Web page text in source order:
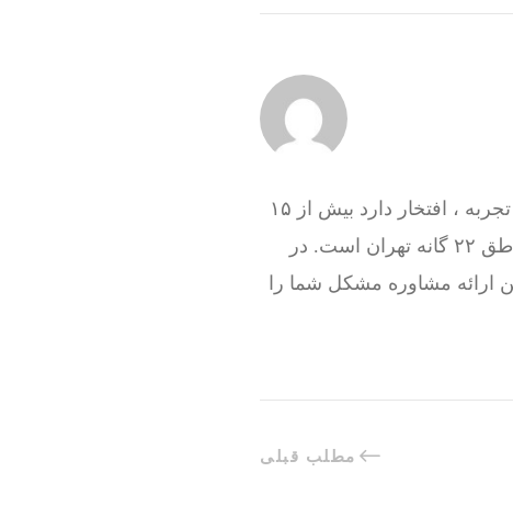
گروه فنی تعمیرات تاسیسات ما با به‌ کارگیری تکنسین های حرفه ای و سرویس کاران با تجربه ، افتخار دارد بیش از ۱۵
سال در کنار شما همشهریان تهرانی باشد و هم اکنون نیز آماده خدمت رسانی به تمام مناطق ۲۲ گانه تهران است. در
ارائه مشاوره مشکل شما را
مطلب قبلی